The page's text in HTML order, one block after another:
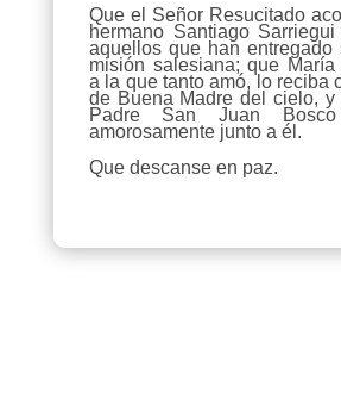
Que el Señor Resucitado
hermano Santiago
aquellos que han
misión salesiana; que María
a la que tanto amó, lo reciba
de Buena Madre del cielo, y
Padre San Juan
amorosamente junto a él.
Que descanse en paz.